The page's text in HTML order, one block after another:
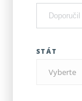
STÁT
Vyberte